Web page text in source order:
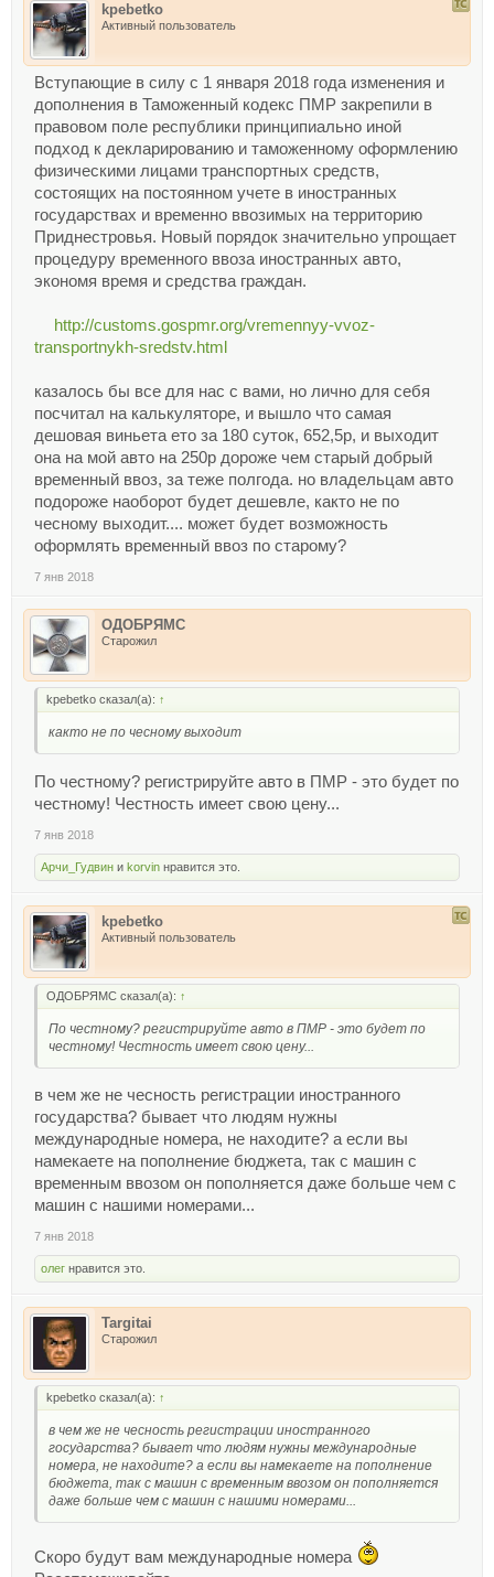
kpebetko
Активный пользователь
Вступающие в силу с 1 января 2018 года изменения и
дополнения в Таможенный кодекс ПМР закрепили в
правовом поле республики принципиально иной
подход к декларированию и таможенному оформлению
физическими лицами транспортных средств,
состоящих на постоянном учете в иностранных
государствах и временно ввозимых на территорию
Приднестровья. Новый порядок значительно упрощает
процедуру временного ввоза иностранных авто,
экономя время и средства граждан.
http://customs.gospmr.org/vremennyy-vvoz-
transportnykh-sredstv.html
казалось бы все для нас с вами, но лично для себя
посчитал на калькуляторе, и вышло что самая
дешовая виньета ето за 180 суток, 652,5р, и выходит
она на мой авто на 250р дороже чем старый добрый
временный ввоз, за теже полгода. но владельцам авто
подороже наоборот будет дешевле, както не по
чесному выходит.... может будет возможность
оформлять временный ввоз по старому?
7 янв 2018
ОДОБРЯМС
Старожил
kpebetko сказал(а): ↑
както не по чесному выходит
По честному? регистрируйте авто в ПМР - это будет по
честному! Честность имеет свою цену...
7 янв 2018
Арчи_Гудвин и korvin нравится это.
kpebetko
Активный пользователь
ОДОБРЯМС сказал(а): ↑
По честному? регистрируйте авто в ПМР - это будет по
честному! Честность имеет свою цену...
в чем же не чесность регистрации иностранного
государства? бывает что людям нужны
международные номера, не находите? а если вы
намекаете на пополнение бюджета, так с машин с
временным ввозом он пополняется даже больше чем с
машин с нашими номерами...
7 янв 2018
олег нравится это.
Targitai
Старожил
kpebetko сказал(а): ↑
в чем же не чесность регистрации иностранного
государства? бывает что людям нужны международные
номера, не находите? а если вы намекаете на пополнение
бюджета, так с машин с временным ввозом он пополняется
даже больше чем с машин с нашими номерами...
Скоро будут вам международные номера